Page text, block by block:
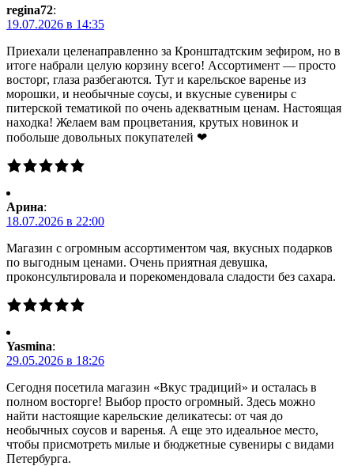
regina72:
19.07.2026 в 14:35
Приехали целенаправленно за Кронштадтским зефиром, но в
итоге набрали целую корзину всего! Ассортимент — просто
восторг, глаза разбегаются. Тут и карельское варенье из
морошки, и необычные соусы, и вкусные сувениры с
питерской тематикой по очень адекватным ценам. Настоящая
находка! Желаем вам процветания, крутых новинок и
побольше довольных покупателей ❤
Арина:
18.07.2026 в 22:00
Магазин с огромным ассортиментом чая, вкусных подарков
по выгодным ценами. Очень приятная девушка,
проконсультировала и порекомендовала сладости без сахара.
Yasmina:
29.05.2026 в 18:26
Сегодня посетила магазин «Вкус традиций» и осталась в
полном восторге! Выбор просто огромный. Здесь можно
найти настоящие карельские деликатесы: от чая до
необычных соусов и варенья. А еще это идеальное место,
чтобы присмотреть милые и бюджетные сувениры с видами
Петербурга.